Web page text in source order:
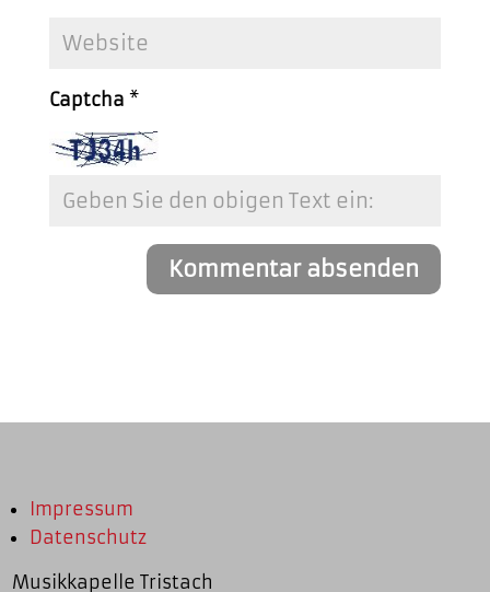
Captcha *
Impressum
Datenschutz
Musikkapelle Tristach